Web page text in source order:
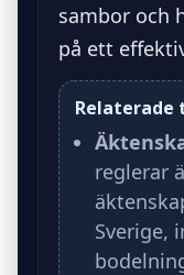
sambor och
på ett
Relaterade
reglerar
Sverige,